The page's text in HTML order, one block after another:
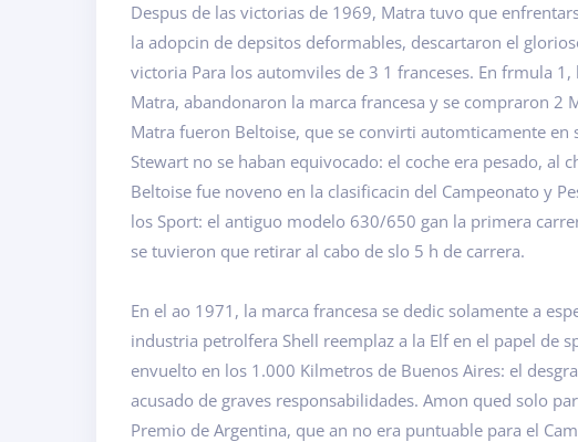
Despus de las victorias de 1969, Matra tuvo que
la adopcin de depsitos deformables, descartaron el
victoria Para los automviles de 3 1 franceses. En frmula
Matra, abandonaron la marca francesa y se compraron 2
Matra fueron Beltoise, que se convirti automticamente
Stewart no se haban equivocado: el coche era pesado,
Beltoise fue noveno en la clasificacin del Campeonato y
los Sport: el antiguo modelo 630/650 gan la primera
se tuvieron que retirar al cabo de slo 5 h de carrera.
En el ao 1971, la marca francesa se dedic solamente a
industria petrolfera Shell reemplaz a la Elf en el papel de
envuelto en los 1.000 Kilmetros de Buenos Aires: el
acusado de graves responsabilidades. Amon qued solo
Premio de Argentina, que an no era puntuable para el